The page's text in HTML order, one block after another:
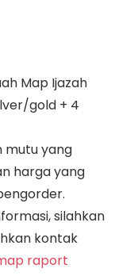
Map Ijazah
gold + 4
mutu yang
harga yang
silahkan
kontak
raport